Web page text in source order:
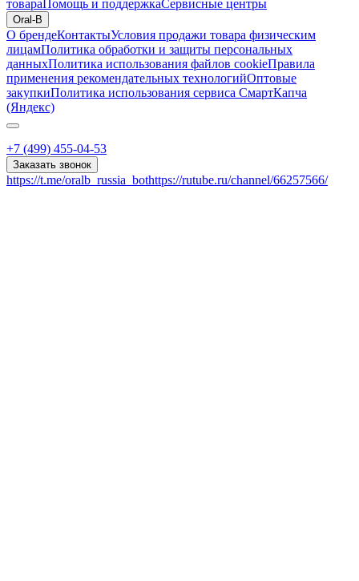
товара Помощь и поддержкаСервисные центры
Oral-B
О брендеКонтактыУсловия продажи товара физическим
лицамПолитика обработки и защиты персональных
данныхПолитика использования файлов cookieПравила
применения рекомендательных технологийОптовые
закупкиПолитика использования сервиса СмартКапча
(Яндекс)
+7 (499) 455-04-53
Заказать звонок
https://t.me/oralb_russia_bothttps://rutube.ru/channel/66257566/